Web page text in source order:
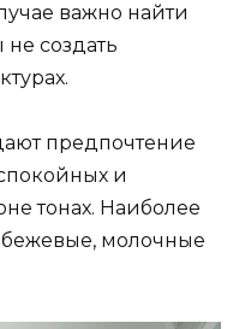
важно найти
создать
предпочтение
и
тонах. Наиболее
молочные